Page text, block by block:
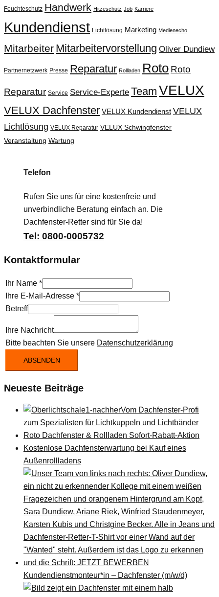
Feuchteschutz Handwerk Hitzeschutz Job Karriere
Kundendienst Lichtlösung Marketing Medienecho
Mitarbeiter Mitarbeitervorstellung Oliver Dundiew
Partnernetzwerk Presse Reparatur Rollladen Roto Roto
Reparatur Service Service-Experte Team VELUX
VELUX Dachfenster VELUX Kundendienst VELUX
Lichtlösung VELUX Reparatur VELUX Schwingfenster
Veranstaltung Wartung
Telefon
Rufen Sie uns für eine kostenfreie und
unverbindliche Beratung einfach an. Die
Dachfenster-Retter sind für Sie da!
Tel: 0800-0005732
Kontaktformular
Ihr Name *
Ihre E-Mail-Adresse *
Betreff
Ihre Nachricht
Bitte beachten Sie unsere Datenschutzerklärung
ABSENDEN
Neueste Beiträge
Vom Dachfenster-Profi
zum Spezialisten für Lichtkuppeln und Lichtbänder
Roto Dachfenster & Rollladen Sofort-Rabatt-Aktion
Kostenlose Dachfensterwartung bei Kauf eines
Außenrollladens
Kundendienstmonteur*in – Dachfenster (m/w/d)